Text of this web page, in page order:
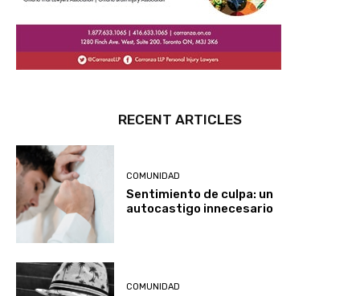
RECENT ARTICLES
COMUNIDAD
Sentimiento de culpa: un
autocastigo innecesario
COMUNIDAD